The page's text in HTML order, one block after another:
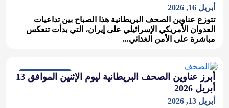
أبريل 16, 2026
تتوزع عناوين الصحف البريطانية هذا الصباح بين تداعيات
العدوان الأمريكي الإسرائيلي على إيران، التي بدأت تنعكس
مباشرة على الأمن الغذائي...
صحف بريطانية
أبرز عناوين الصحف البريطانية ليوم الإثنين الموافق 13
أبريل 2026
أبريل 13, 2026